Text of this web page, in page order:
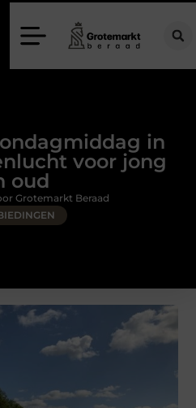
voor een rijschool in Utrecht?
in
voor jong
oud
Grotemarkt Beraad